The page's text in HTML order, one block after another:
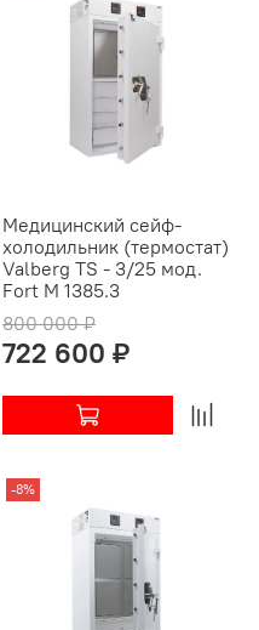
Медицинский сейф-
холодильник (термостат)
Valberg TS - 3/25 мод.
Fort М 1385.3
800 000 ₽
722 600 ₽
-8%